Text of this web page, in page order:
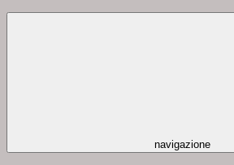
navigazione